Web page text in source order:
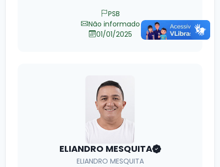
PSB
Não informado
01/01/2025
ELIANDRO MESQUITA
ELIANDRO MESQUITA